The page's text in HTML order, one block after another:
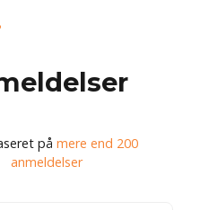
på mere end 200
anmeldelser